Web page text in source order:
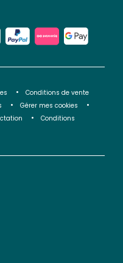
Conditions de vente
Gérer mes cookies
Conditions